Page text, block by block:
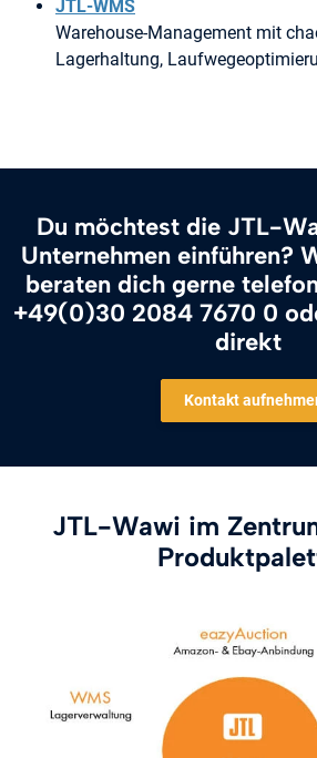
JTL-WMS
Warehouse-Management mit
Lagerhaltung,
Du möchtest die JTL-
Unternehmen einführen?
beraten dich gerne
+49(0)30 2084 7670 0
direkt
Kontakt
JTL-Wawi im